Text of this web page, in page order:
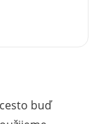
buď